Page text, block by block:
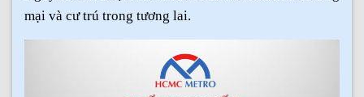
mại và cư trú trong tương lai.